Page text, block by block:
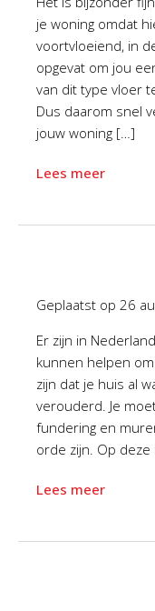
je woning omdat
voortvloeiend, in
opgevat om jou
van dit type vloer
Dus daarom snel
jouw woning […]
Lees meer
Geplaatst op 26
Er zijn in
kunnen helpen
zijn dat je huis al
verouderd. Je
fundering en
orde zijn. Op
Lees meer